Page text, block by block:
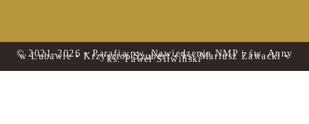
© 2021–2026 • Parafia pw. Nawiedzenia NMP i św. Anny
w Lubawie • Krzysztof Szubert • ks. Mariusz Zawacki •
ks. Paweł Śliwiński